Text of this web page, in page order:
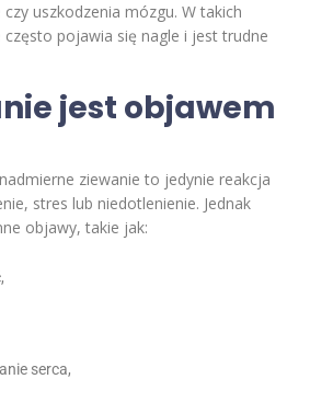
uszkodzenia mózgu. W takich
często pojawia się nagle i jest trudne
jest objawem
ziewanie to jedynie reakcja
stres lub niedotlenienie. Jednak
objawy, takie jak:
serca,